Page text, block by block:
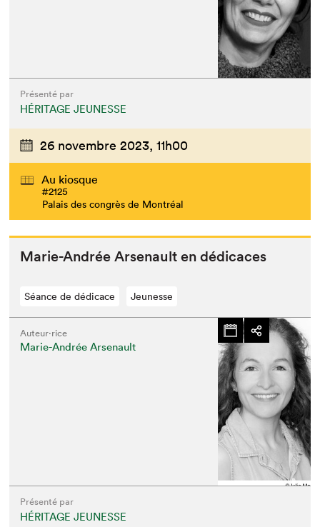
Que cherchez-vous?
Présenté par
HÉRITAGE JEUNESSE
26 novembre 2023, 11h00
Au kiosque
#2125
Palais des congrès de Montréal
Marie-Andrée Arse­nault en dédicaces
Séance de dédicace Jeunesse
Auteur·rice
Marie-Andrée Arsenault
Présenté par
HÉRITAGE JEUNESSE